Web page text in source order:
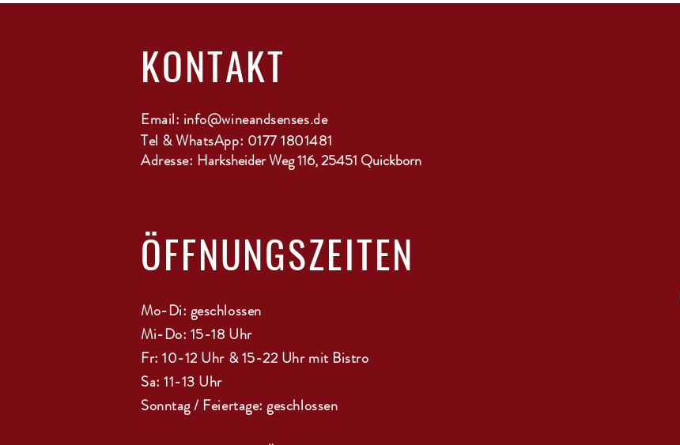
KONTAKT
Email: info@wineandsenses.de
Tel & WhatsApp: 0177 1801481
Adresse: Harksheider Weg 116, 25451 Quickborn
ÖFFNUNGSZEITEN
Mo-Di: geschlossen
Mi-Do: 15-18 Uhr
Fr: 10-12 Uhr & 15-22 Uhr mit Bistro
Sa: 11-13 Uhr
Sonntag / Feiertage: geschlossen